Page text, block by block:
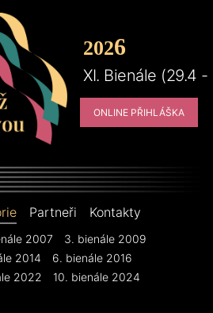
2026
XI. Bienále (29.4 -
ONLINE PŘIHLÁŠKA
Partneři Kontakty
2007
3. bienále 2009
2014
6. bienále 2016
2022
10. bienále 2024